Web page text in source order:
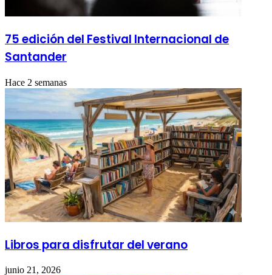
75 edición del Festival Internacional de
Santander
Hace 2 semanas
Libros para disfrutar del verano
junio 21, 2026